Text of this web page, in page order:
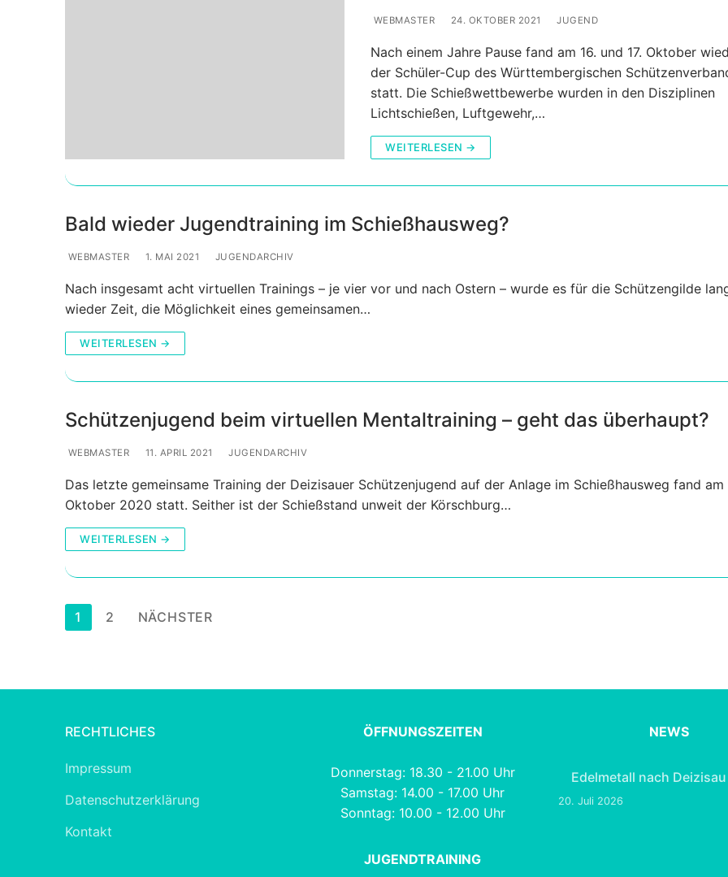
WEBMASTER 24. OKTOBER 2021 JUGEND
Nach einem Jahre Pause fand am 16. und 17. Oktober
der Schüler-Cup des Württembergischen
statt. Die Schießwettbewerbe wurden in den Disziplinen
Lichtschießen, Luftgewehr,…
WEITERLESEN →
Bald wieder Jugendtraining im Schießhausweg?
WEBMASTER 1. MAI 2021 JUGENDARCHIV
Nach insgesamt acht virtuellen Trainings – je vier vor und nach Ostern – wurde es für die Schützengilde
wieder Zeit, die Möglichkeit eines gemeinsamen…
WEITERLESEN →
Schützenjugend beim virtuellen Mentaltraining – geht das überhaupt?
WEBMASTER 11. APRIL 2021 JUGENDARCHIV
Das letzte gemeinsame Training der Deizisauer Schützenjugend auf der Anlage im Schießhausweg fand am
Oktober 2020 statt. Seither ist der Schießstand unweit der Körschburg…
WEITERLESEN →
Seitennummerierung
1 2 NÄCHSTER
RECHTLICHES
Impressum
Datenschutzerklärung
Kontakt
ÖFFNUNGSZEITEN
Donnerstag: 18.30 - 21.00 Uhr
Samstag: 14.00 - 17.00 Uhr
Sonntag: 10.00 - 12.00 Uhr
JUGENDTRAINING
NEWS
Edelmetall nach Deizisau
20. Juli 2026